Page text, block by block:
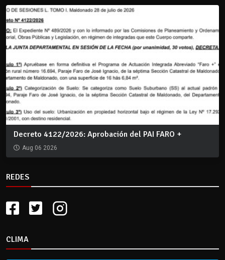
Decreto 4122/2026: Aprobación del PAI FARO +
Aug 06 2026
REDES
CLIMA